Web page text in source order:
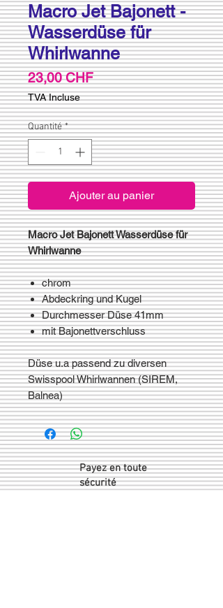
Macro Jet Bajonett -
Wasserdüse für
Whirlwanne
23,00 CHFPrix
TVA Incluse
Quantité *
Ajouter au panier
Macro Jet Bajonett Wasserdüse für
Whirlwanne
chrom
Abdeckring und Kugel
Durchmesser Düse 41mm
mit Bajonettverschluss
Düse u.a passend zu diversen
Swisspool Whirlwannen (SIREM,
Balnea)
Payez en toute
sécurité